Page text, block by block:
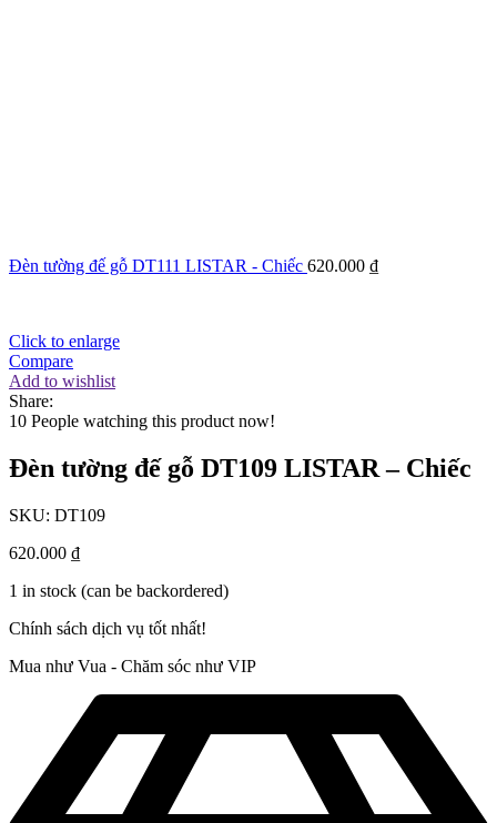
Đèn tường đế gỗ DT111 LISTAR - Chiếc 620.000 ₫
Click to enlarge
Compare
Add to wishlist
Share:
10 People watching this product now!
Đèn tường đế gỗ DT109 LISTAR – Chiếc
SKU: DT109
620.000 ₫
1 in stock (can be backordered)
Chính sách dịch vụ tốt nhất!
Mua như Vua - Chăm sóc như VIP